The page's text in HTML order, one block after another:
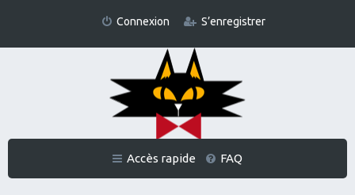
Connexion S’enregistrer
Accès rapide FAQ